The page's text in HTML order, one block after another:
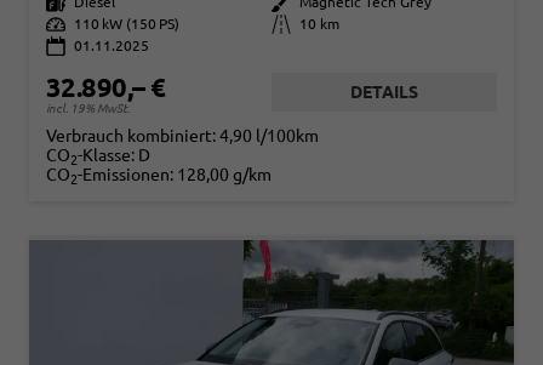
Leistung
110 kW (150 PS) Kilometerstand
10 km
01.11.2025
32.890,– €
incl. 19% MwSt.
DETAILS
Verbrauch kombiniert:4,90 l/100km
CO2-Klasse: D
CO2-Emissionen: 128,00 g/km